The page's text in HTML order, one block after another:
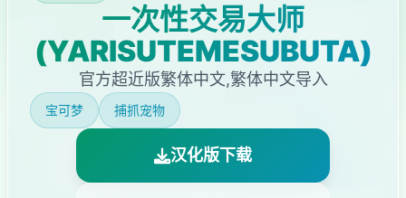
一次性交易大师
(YARISUTEMESUBUTA)
官方超近版繁体中文,繁体中文导入
宝可梦 捕抓宠物
汉化版下载